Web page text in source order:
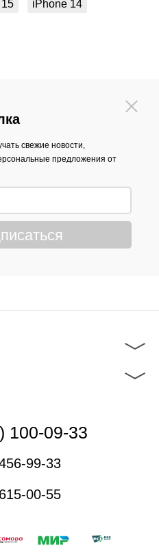
iPhone 14
свежие новости,
предложения от
100-09-33
99-33
00-55